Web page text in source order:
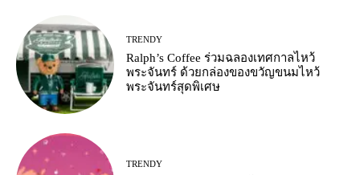
TRENDY
Ralph’s Coffee ร่วมฉลองเทศกาลไหว้
พระจันทร์ ด้วยกล่องของขวัญขนมไหว้
พระจันทร์สุดพิเศษ
TRENDY